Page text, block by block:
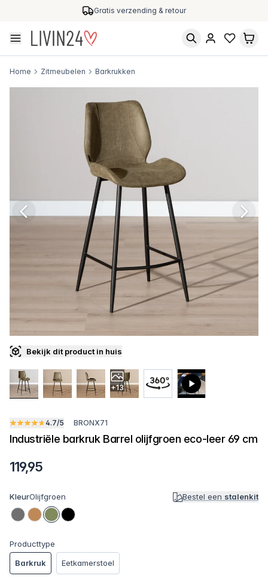
Gratis verzending & retour
Home Zitmeubelen Barkrukken
Bekijk dit product in huis
+13
4.7/5 BRONX71
Industriële barkruk Barrel olijfgroen eco-leer 69 cm
119,95
KleurOlijfgroen Bestel een stalenkit
Producttype
Barkruk
Eetkamerstoel